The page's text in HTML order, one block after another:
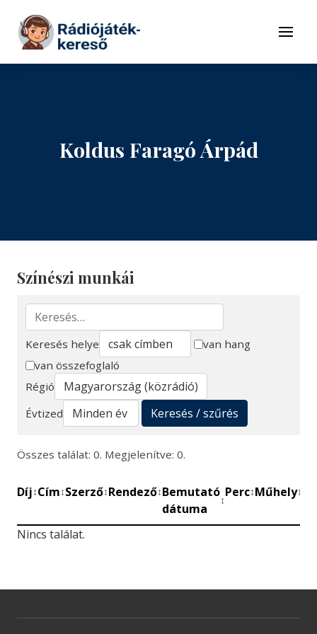
Tovább a tartalomhoz
Menü
Koldus Faragó Árpád
Színészi munkái
Keresés
Keresés helye
van hang
van összefoglaló
Régió
Évtized
Keresés / szűrés
Összes találat: 0. Megjelenítve: 0.
Díj↕Cím↕Szerző↕Rendező↕Bemutató
dátuma
↕
Perc↕Műhely↕
Nincs találat.